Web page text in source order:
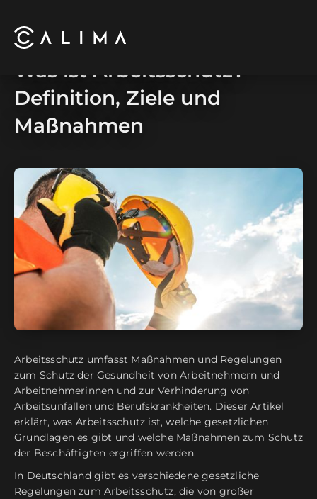
Was ist Arbeitsschutz?
Definition, Ziele und
Maßnahmen
Arbeitsschutz umfasst Maßnahmen und Regelungen
zum Schutz der Gesundheit von Arbeitnehmern und
Arbeitnehmerinnen und zur Verhinderung von
Arbeitsunfällen und Berufskrankheiten. Dieser Artikel
erklärt, was Arbeitsschutz ist, welche gesetzlichen
Grundlagen es gibt und welche Maßnahmen zum Schutz
der Beschäftigten ergriffen werden.
In Deutschland gibt es verschiedene gesetzliche
Regelungen zum Arbeitsschutz, die von großer